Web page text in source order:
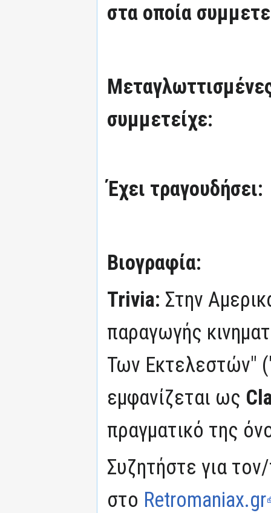
στα οποία
συμμετείχε:
Έχει τραγουδήσει:
Βιογραφία:
Trivia: Στην
παραγωγής
Των Εκτελεστών"
εμφανίζεται ως
πραγματικό της
Συζητήστε για
στο Retromaniax.gr